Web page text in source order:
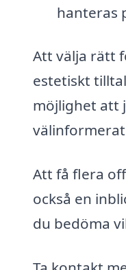
hanteras
Att välja rätt
estetiskt
möjlighet att
Att få flera
också en
du bedöma